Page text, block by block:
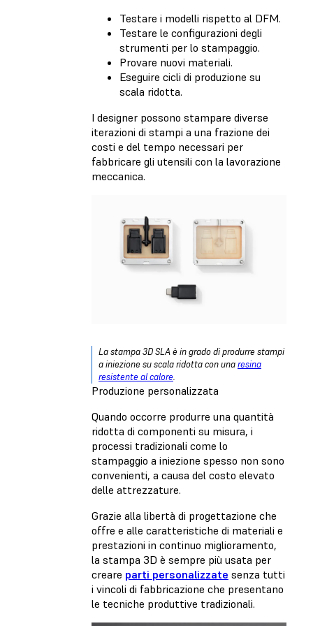
Testare i modelli rispetto al DFM.
Testare le configurazioni degli
strumenti per lo stampaggio.
Provare nuovi materiali.
Eseguire cicli di produzione su
scala ridotta.
I designer possono stampare diverse
iterazioni di stampi a una frazione dei
costi e del tempo necessari per
fabbricare gli utensili con la lavorazione
meccanica.
La stampa 3D SLA è in grado di produrre stampi
a iniezione su scala ridotta con unaresina
resistente al calore.
Produzione personalizzata
Quando occorre produrre una quantità
ridotta di componenti su misura, i
processi tradizionali come lo
stampaggio a iniezione spesso non sono
convenienti, a causa del costo elevato
delle attrezzature.
Grazie alla libertà di progettazione che
offre e alle caratteristiche di materiali e
prestazioni in continuo miglioramento,
la stampa 3D è sempre più usata per
creare parti personalizzate senza tutti
i vincoli di fabbricazione che presentano
le tecniche produttive tradizionali.